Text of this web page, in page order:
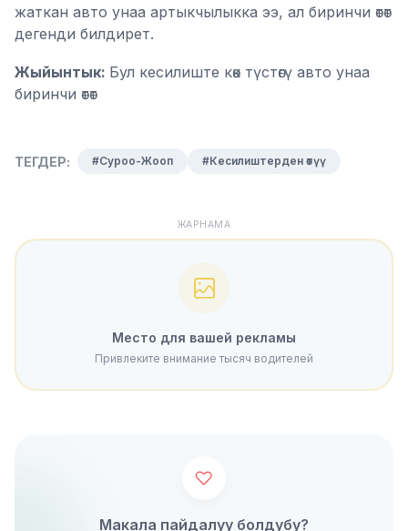
жаткан авто унаа артыкчылыкка ээ, ал биринчи өтөт
дегенди билдирет.
Жыйынтык: Бул кесилиште көк түстөгү авто унаа
биринчи өтөт
ТЕГДЕР: #Суроо-Жооп #Кесилиштерден өтүү
ЖАРНАМА
Место для вашей рекламы
Привлеките внимание тысяч водителей
Макала пайдалуу болдубу?